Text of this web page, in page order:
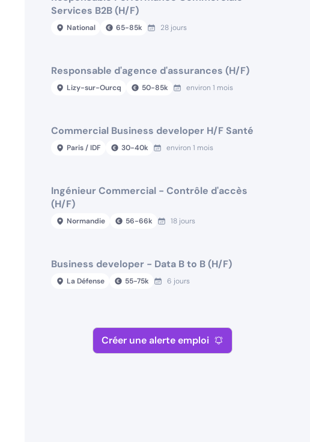
Services B2B (H/F)
National 65-85k 28 jours
Responsable d'agence d'assurances (H/F)
Lizy-sur-Ourcq 50-85k environ 1 mois
Commercial Business developer H/F Santé
Paris / IDF 30-40k environ 1 mois
Ingénieur Commercial - Contrôle d'accès
(H/F)
Normandie 56-66k 18 jours
Business developer - Data B to B (H/F)
La Défense 55-75k 6 jours
Créer une alerte emploi